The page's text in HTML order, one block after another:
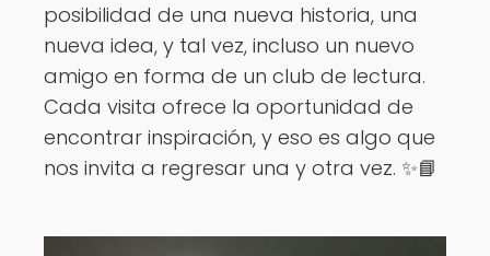
posibilidad de una nueva historia, una
nueva idea, y tal vez, incluso un nuevo
amigo en forma de un club de lectura.
Cada visita ofrece la oportunidad de
encontrar inspiración, y eso es algo que
nos invita a regresar una y otra vez. ✨📘